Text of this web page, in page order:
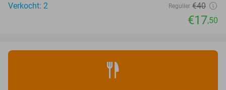
Verkocht: 2
Regulier €40
€17,50